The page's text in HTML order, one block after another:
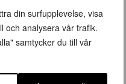
din surfupplevelse, visa
och analysera vår trafik.
samtycker du till vår